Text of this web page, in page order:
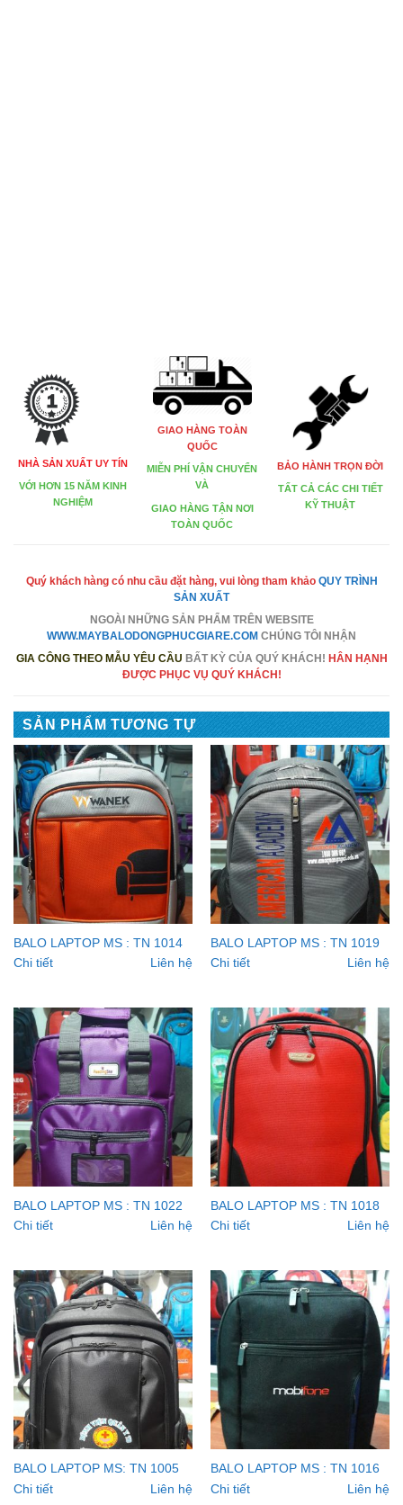
NHÀ SẢN XUẤT UY TÍN
VỚI HƠN 15 NĂM KINH
NGHIỆM
GIAO HÀNG TOÀN
QUỐC
MIỄN PHÍ VẬN CHUYỂN
VÀ
GIAO HÀNG TẬN NƠI
TOÀN QUỐC
BẢO HÀNH TRỌN ĐỜI
TẤT CẢ CÁC CHI TIẾT
KỸ THUẬT
Quý khách hàng có nhu cầu đặt hàng, vui lòng tham khảo QUY TRÌNH
SẢN XUẤT
NGOÀI NHỮNG SẢN PHẨM TRÊN WEBSITE
WWW.MAYBALODONGPHUCGIARE.COM CHÚNG TÔI NHẬN
GIA CÔNG THEO MẪU YÊU CẦU BẤT KỲ CỦA QUÝ KHÁCH! HÂN HẠNH
ĐƯỢC PHỤC VỤ QUÝ KHÁCH!
SẢN PHẨM TƯƠNG TỰ
BALO LAPTOP MS : TN 1014
Chi tiết
Liên hệ
BALO LAPTOP MS : TN 1019
Chi tiết
Liên hệ
BALO LAPTOP MS : TN 1022
Chi tiết
Liên hệ
BALO LAPTOP MS : TN 1018
Chi tiết
Liên hệ
BALO LAPTOP MS: TN 1005
Chi tiết
Liên hệ
BALO LAPTOP MS : TN 1016
Chi tiết
Liên hệ